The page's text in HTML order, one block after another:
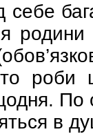
себе
роби
По
в